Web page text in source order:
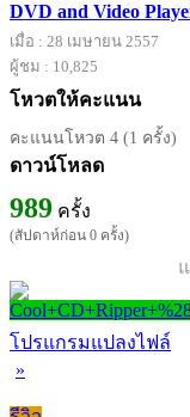
DVD and Video
เมื่อ : 28 เมษายน 2557
ผู้ชม : 10,825
โหวตให้คะแนน
คะแนนโหวต 4 (1 ครั้ง)
ดาวน์โหลด
989 ครั้ง
(สัปดาห์ก่อน 0 ครั้ง)
โปรแกรมแปลงไฟล์
»